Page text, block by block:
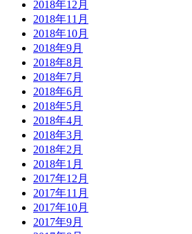
2014年10月
2014年9月
2014年8月
2014年7月
2014年6月
2014年5月
2014年4月
2014年3月
2014年2月
カテゴリー
YOKOHAMA CHALLENGER’S
エリアリポート
テーマリポート
ローカルグッドイベント